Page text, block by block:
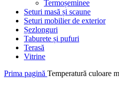
Termoșeminee
Seturi masă și scaune
Seturi mobilier de exterior
Șezlonguri
Taburete și pufuri
Terasă
Vitrine
Prima pagină Temperatură culoare